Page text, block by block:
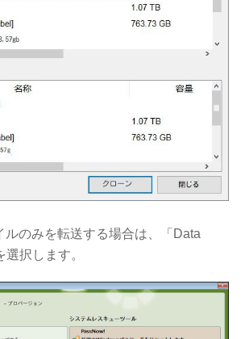
ルのみを転送する場合は、「Data
択します。